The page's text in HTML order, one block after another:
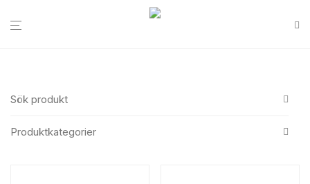
Sök produkt
Produktkategorier